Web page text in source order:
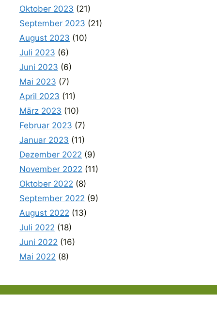
Oktober 2023 (21)
September 2023 (21)
August 2023 (10)
Juli 2023 (6)
Juni 2023 (6)
Mai 2023 (7)
April 2023 (11)
März 2023 (10)
Februar 2023 (7)
Januar 2023 (11)
Dezember 2022 (9)
November 2022 (11)
Oktober 2022 (8)
September 2022 (9)
August 2022 (13)
Juli 2022 (18)
Juni 2022 (16)
Mai 2022 (8)